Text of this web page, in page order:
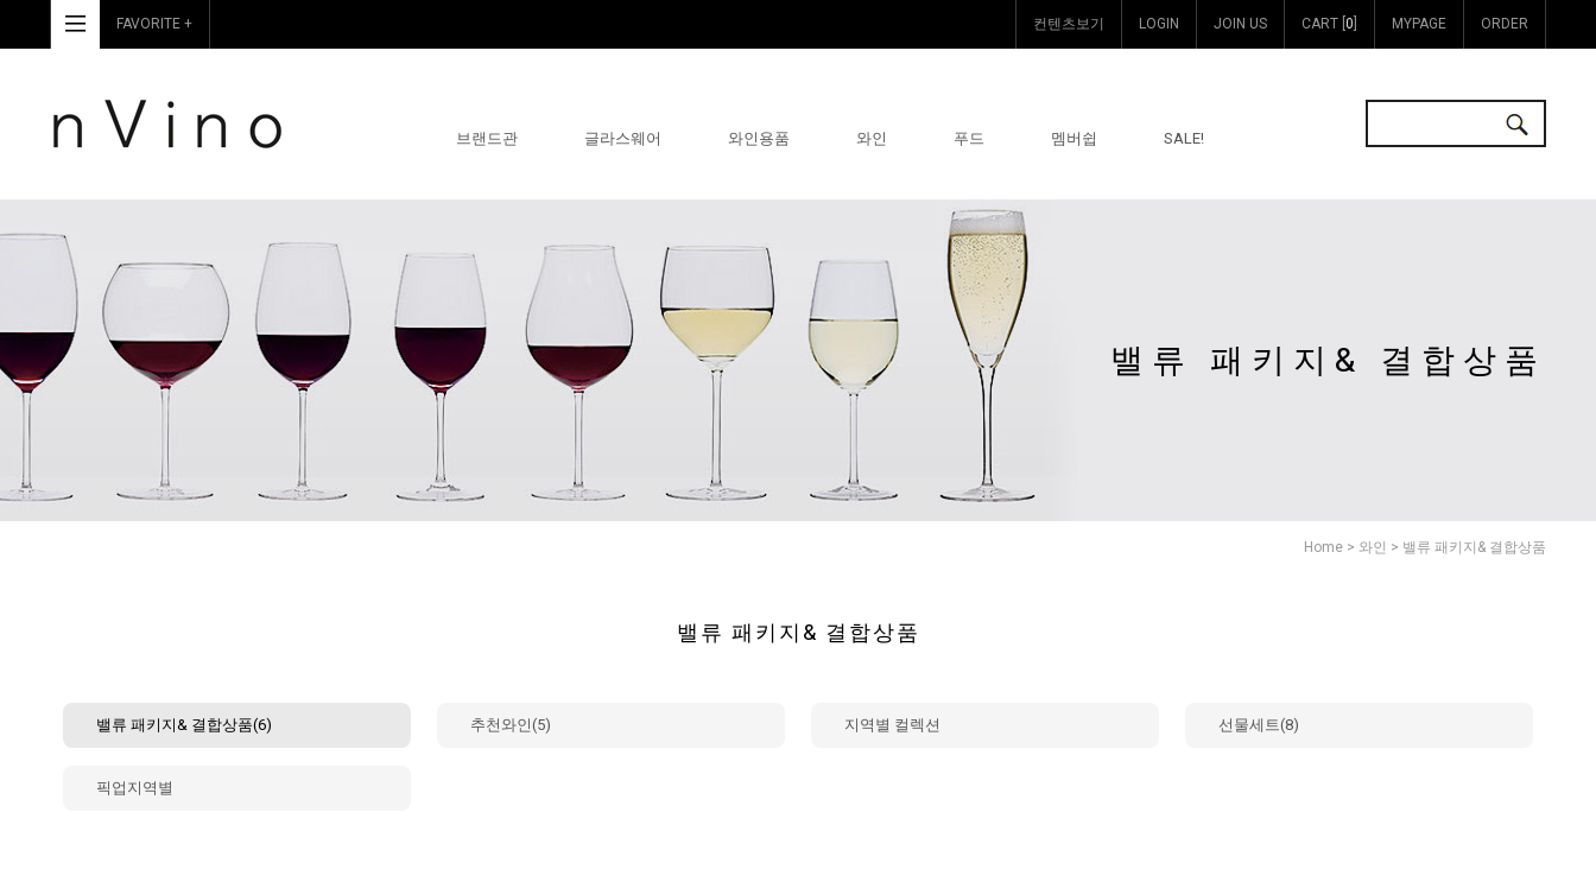
FAVORITE + 컨텐츠보기 LOGIN JOIN US CART [ 0 MYPAGE ORDER
브랜드관 글라스웨어 와인용품 와인 푸드 멤버쉽 SALE!
밸류 패키지& 결합상품
Home > 와인 > 밸류 패키지& 결합상품
밸류 패키지& 결합상품
밸류 패키지& 결합상품(6) 추천와인(5) 지역별 컬렉션 선물세트(8)
픽업지역별